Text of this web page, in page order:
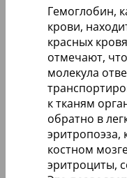
Гемоглобин,
крови,
красных
отмечают,
молекула
к тканям
обратно в
эритропоэза,
костном
эритроциты,